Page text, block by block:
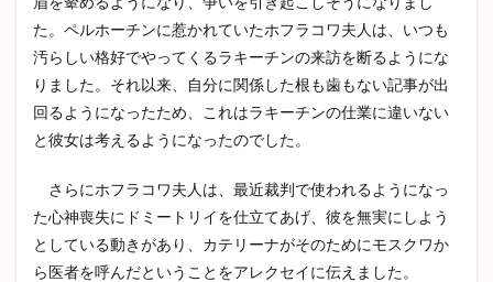
た。ペルホーチンに惹かれていたホフラコワ夫人は、いつも
汚らしい格好でやってくるラキーチンの来訪を断るようにな
りました。それ以来、自分に関係した根も歯もない記事が出
回るようになったため、これはラキーチンの仕業に違いない
と彼女は考えるようになったのでした。
さらにホフラコワ夫人は、最近裁判で使われるようになっ
た心神喪失にドミートリイを仕立てあげ、彼を無実にしよう
としている動きがあり、カテリーナがそのためにモスクワか
ら医者を呼んだということをアレクセイに伝えました。